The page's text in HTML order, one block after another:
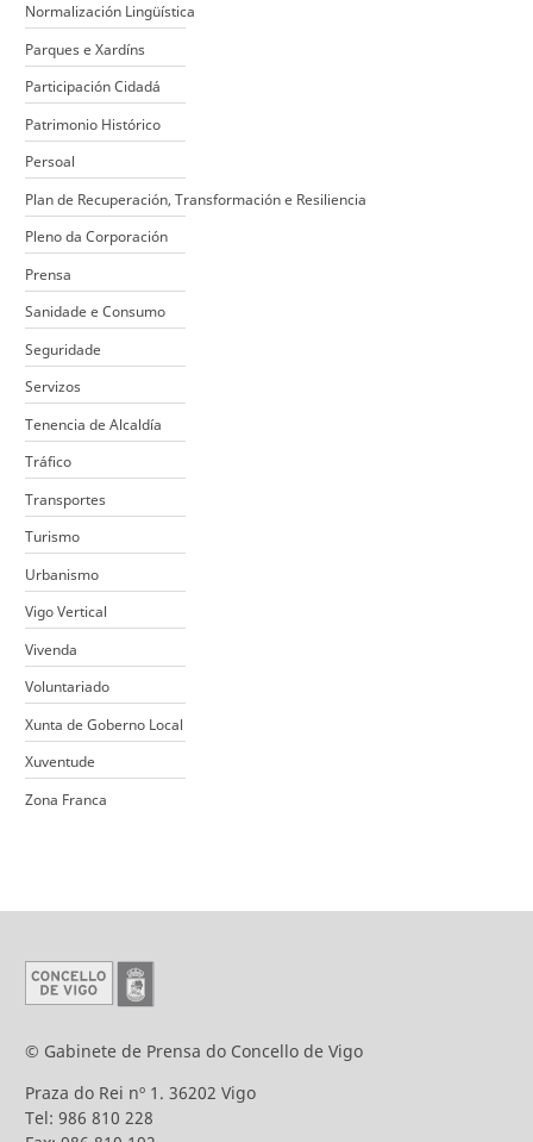
Normalización Lingüística
Parques e Xardíns
Participación Cidadá
Patrimonio Histórico
Persoal
Plan de Recuperación, Transformación e Resiliencia
Pleno da Corporación
Prensa
Sanidade e Consumo
Seguridade
Servizos
Tenencia de Alcaldía
Tráfico
Transportes
Turismo
Urbanismo
Vigo Vertical
Vivenda
Voluntariado
Xunta de Goberno Local
Xuventude
Zona Franca
© Gabinete de Prensa do Concello de Vigo
Praza do Rei nº 1. 36202 Vigo
Tel: 986 810 228